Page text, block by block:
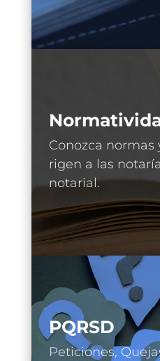
Conozca normas
rigen a las
notarial.
PQRSD
Peticiones,